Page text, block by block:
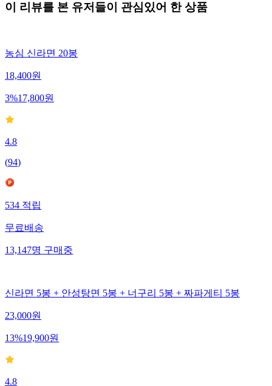
이 리뷰를 본 유저들이 관심있어 한 상품
농심 신라면 20봉
18,400원
3%17,800원
4.8
(94)
534 적립
무료배송
13,147명 구매중
신라면 5봉 + 안성탕면 5봉 + 너구리 5봉 + 짜파게티 5봉
23,000원
13%19,900원
4.8